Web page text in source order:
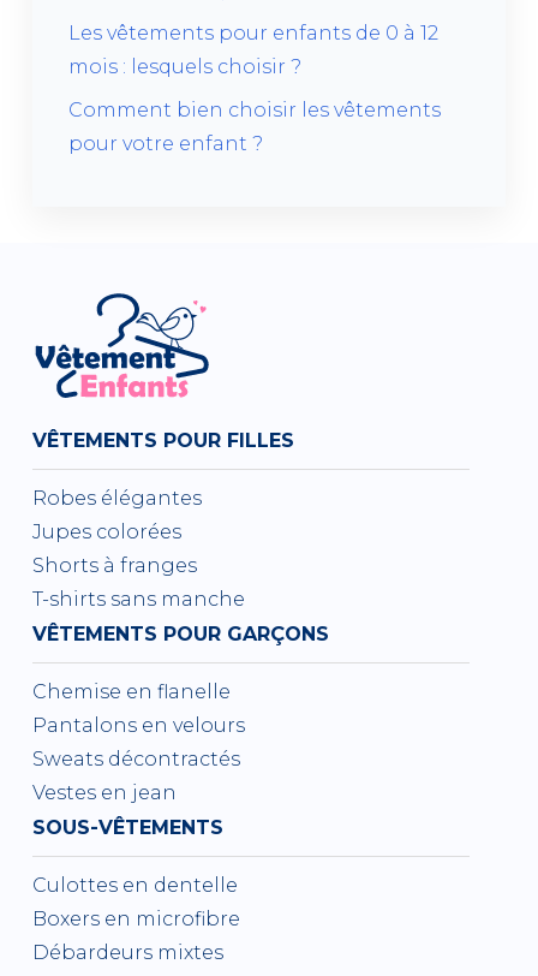
Les vêtements pour enfants de 0 à 12
mois : lesquels choisir ?
Comment bien choisir les vêtements
pour votre enfant ?
VÊTEMENTS POUR FILLES
Robes élégantes
Jupes colorées
Shorts à franges
T-shirts sans manche
VÊTEMENTS POUR GARÇONS
Chemise en flanelle
Pantalons en velours
Sweats décontractés
Vestes en jean
SOUS-VÊTEMENTS
Culottes en dentelle
Boxers en microfibre
Débardeurs mixtes